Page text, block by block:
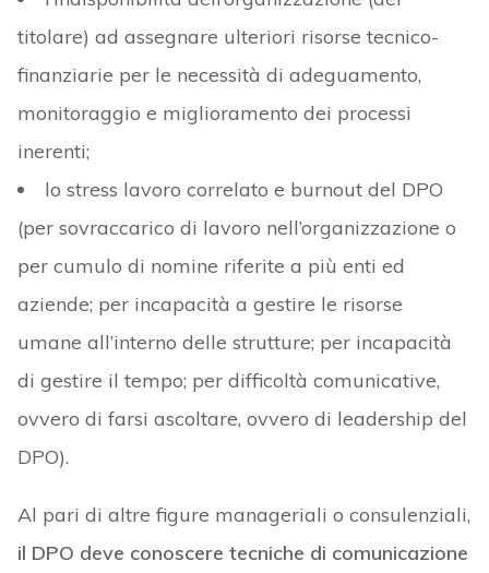
titolare) ad assegnare ulteriori risorse tecnico-
finanziarie per le necessità di adeguamento,
monitoraggio e miglioramento dei processi
inerenti;
lo stress lavoro correlato e burnout del DPO
(per sovraccarico di lavoro nell’organizzazione o
per cumulo di nomine riferite a più enti ed
aziende; per incapacità a gestire le risorse
umane all’interno delle strutture; per incapacità
di gestire il tempo; per difficoltà comunicative,
ovvero di farsi ascoltare, ovvero di leadership del
DPO).
Al pari di altre figure manageriali o consulenziali,
il DPO deve conoscere tecniche di comunicazione